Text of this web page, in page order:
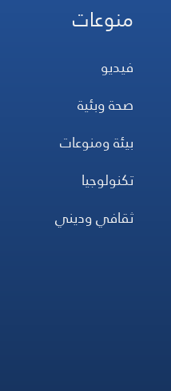
منوعات
فيديو
صحة وبئية
بيئة ومنوعات
تكنولوجيا
ثقافي وديني